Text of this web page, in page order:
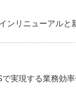
ンリニューアルと
実現する業務効